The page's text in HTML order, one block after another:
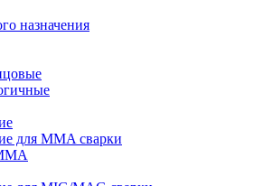
назначения
для MMA сварки